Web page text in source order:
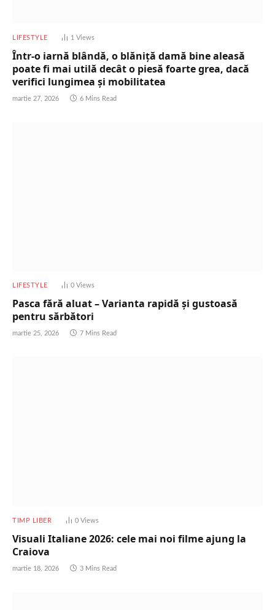
LIFESTYLE 1 Views
Într-o iarnă blândă, o blăniță damă bine aleasă
poate fi mai utilă decât o piesă foarte grea, dacă
verifici lungimea și mobilitatea
martie 27, 2026 6 Mins Read
LIFESTYLE 0 Views
Pasca fără aluat – Varianta rapidă și gustoasă
pentru sărbători
martie 25, 2026 7 Mins Read
TIMP LIBER 0 Views
Visuali Italiane 2026: cele mai noi filme ajung la
Craiova
martie 18, 2026 3 Mins Read